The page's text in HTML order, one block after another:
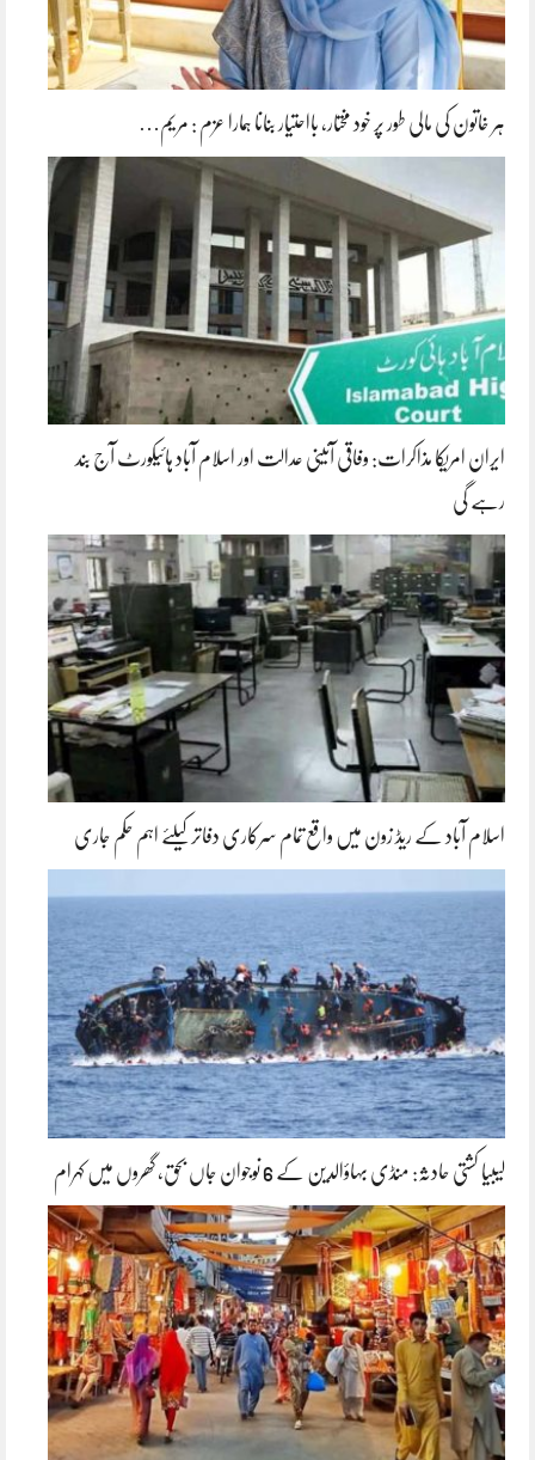
ہر خاتون کی مالی طور پر خود مختار، بااحتیار بنانا ہمارا عزم : مریم…
ایران امریکا مذاکرات: وفاقی آئینی عدالت اور اسلام آباد ہائیکورٹ آج بند
رہے گی
اسلام آباد کے ریڈ زون میں واقع تمام سرکاری دفاتر کیلئے اہم حکم جاری
لیبیا کشتی حادثہ: منڈی بہاؤالدین کے 6 نوجوان جاں بحق، گھروں میں کہرام